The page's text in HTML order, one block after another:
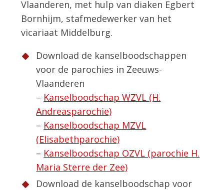
Vlaanderen, met hulp van diaken Egbert
Bornhijm, stafmedewerker van het
vicariaat Middelburg.
Download de kanselboodschappen
voor de parochies in Zeeuws-
Vlaanderen
– Kanselboodschap WZVL (H.
Andreasparochie)
– Kanselboodschap MZVL
(Elisabethparochie)
– Kanselboodschap OZVL (parochie H.
Maria Sterre der Zee)
Download de kanselboodschap voor